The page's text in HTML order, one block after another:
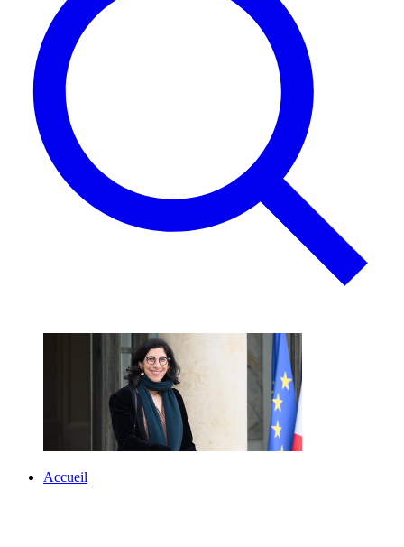
Accueil